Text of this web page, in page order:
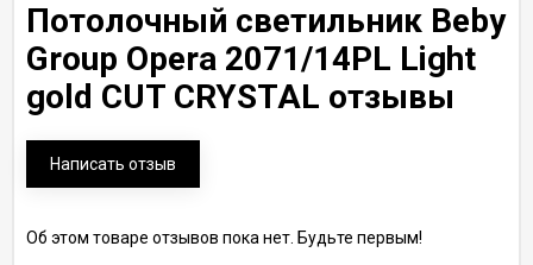
Потолочный светильник Beby
Group Opera 2071/14PL Light
gold CUT CRYSTAL отзывы
Написать отзыв
Об этом товаре отзывов пока нет. Будьте первым!